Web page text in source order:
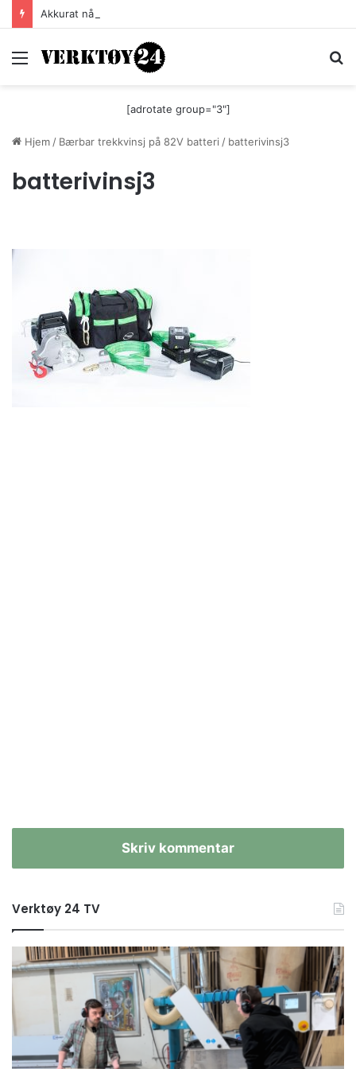
Akkurat nå er batteri-bordsaga til Festool billigere
Meny
[adrotate group="3"]
Hjem / Bærbar trekkvinsj på 82V batteri / batterivinsj3
batterivinsj3
Skriv kommentar
Verktøy 24 TV